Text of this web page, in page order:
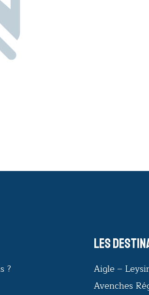
?
Les
Aigle –
Avenches